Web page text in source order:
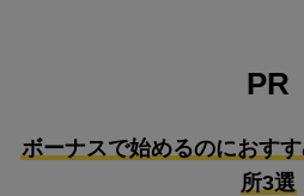
PR
ボーナスで始めるのにおす
所3選